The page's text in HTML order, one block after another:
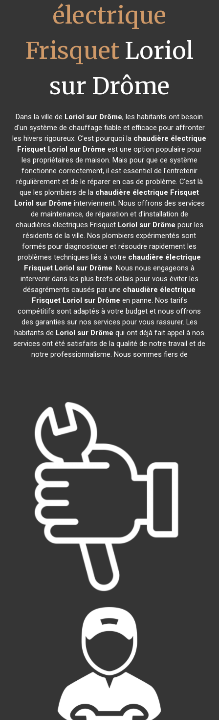
électrique
FrisquetLoriol
sur Drôme
Dans la ville de Loriol sur Drôme, les habitants ont besoin
d'un système de chauffage fiable et efficace pour affronter
les hivers rigoureux. C'est pourquoi la chaudière électrique
Frisquet Loriol sur Drôme est une option populaire pour
les propriétaires de maison. Mais pour que ce système
fonctionne correctement, il est essentiel de l'entretenir
régulièrement et de le réparer en cas de problème. C'est là
que les plombiers de la chaudière électrique Frisquet
Loriol sur Drôme interviennent. Nous offrons des services
de maintenance, de réparation et d'installation de
chaudières électriques Frisquet Loriol sur Drôme pour les
résidents de la ville. Nos plombiers expérimentés sont
formés pour diagnostiquer et résoudre rapidement les
problèmes techniques liés à votre chaudière électrique
Frisquet Loriol sur Drôme. Nous nous engageons à
intervenir dans les plus brefs délais pour vous éviter les
désagréments causés par une chaudière électrique
Frisquet Loriol sur Drôme en panne. Nos tarifs
compétitifs sont adaptés à votre budget et nous offrons
des garanties sur nos services pour vous rassurer. Les
habitants de Loriol sur Drôme qui ont déjà fait appel à nos
services ont été satisfaits de la qualité de notre travail et de
notre professionnalisme. Nous sommes fiers de